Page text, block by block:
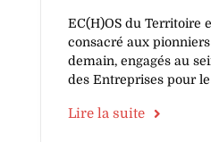
EC(H)OS du Territoire
consacré aux
demain, engagés au
des Entreprises pour le
Lire la suite